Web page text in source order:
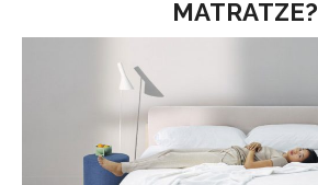
MATRATZE?